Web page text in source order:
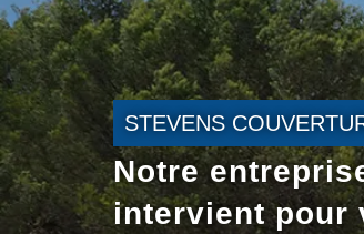
STEVENS
Notre
intervient pour